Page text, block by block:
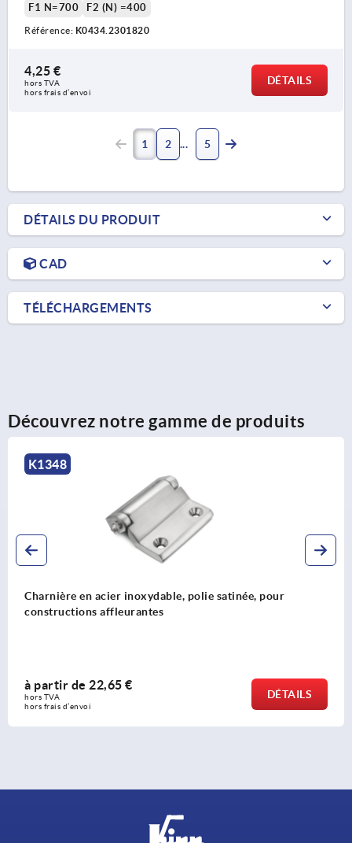
F1 N=700
F2 (N) =400
Référence: K0434.2301820
4,25 €
hors TVA
hors frais d’envoi
DÉTAILS
1 2 5
DÉTAILS DU PRODUIT
CAD
TÉLÉCHARGEMENTS
Découvrez notre gamme de produits
K1899
Charnières en zinc injecté haute pression avec vis de
fixation
à partir de8,02 €
hors TVA
hors frais d’envoi
DÉTAILS